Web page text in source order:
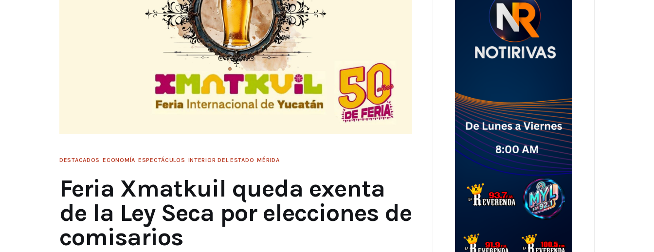
DESTACADOS ECONOMÍA ESPECTÁCULOS INTERIOR DEL ESTADO MÉRIDA
Feria Xmatkuil queda exenta
de la Ley Seca por elecciones de
comisarios